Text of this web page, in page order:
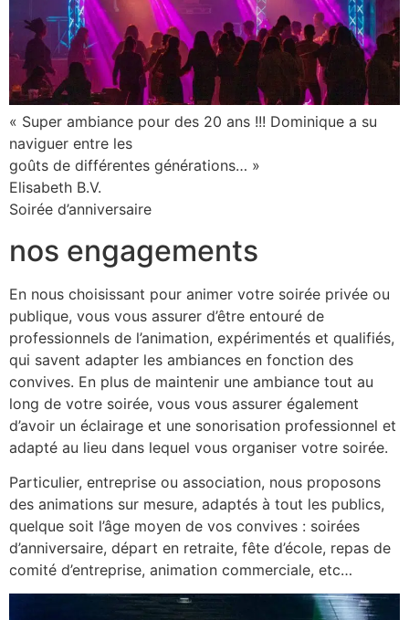
« Super ambiance pour des 20 ans !!! Dominique a su
naviguer entre les
goûts de différentes générations… »
Elisabeth B.V.
Soirée d’anniversaire
nos engagements
En nous choisissant pour animer votre soirée privée ou
publique, vous vous assurer d’être entouré de
professionnels de l’animation, expérimentés et qualifiés,
qui savent adapter les ambiances en fonction des
convives. En plus de maintenir une ambiance tout au
long de votre soirée, vous vous assurer également
d’avoir un éclairage et une sonorisation professionnel et
adapté au lieu dans lequel vous organiser votre soirée.
Particulier, entreprise ou association, nous proposons
des animations sur mesure, adaptés à tout les publics,
quelque soit l’âge moyen de vos convives : soirées
d’anniversaire, départ en retraite, fête d’école, repas de
comité d’entreprise, animation commerciale, etc…